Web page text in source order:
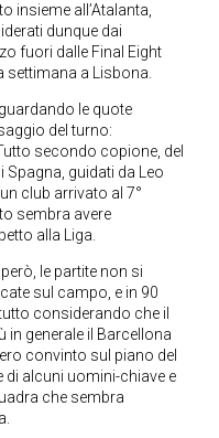
insieme all’Atalanta,
dunque dai
fuori dalle Final Eight
settimana a Lisbona.
le quote
del turno:
secondo copione, del
guidati da Leo
club arrivato al 7°
sembra avere
alla Liga.
le partite non si
sul campo, e in 90
considerando che il
generale il Barcellona
convinto sul piano del
di alcuni uomini-chiave e
che sembra